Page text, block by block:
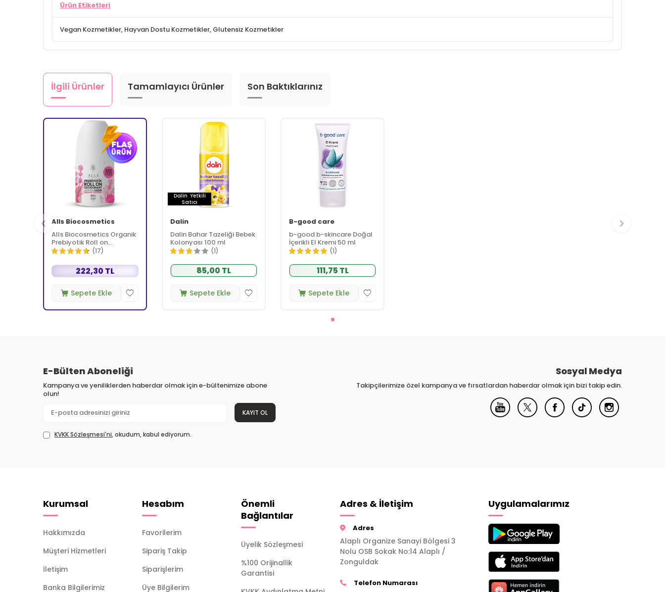
Ürün Etiketleri
Vegan Kozmetikler, Hayvan Dostu Kozmetikler, Glutensiz Kozmetikler
İlgili Ürünler Tamamlayıcı Ürünler Son Baktıklarınız
Alls Biocosmetics
Alls Biocosmetics Organik
Prebiyotik Roll on
Deodorant 75 ml -
(17)
222,30 TL
Sepete Ekle
Dalin Yetkili
Satıcı
Dalin
Dalin Bahar Tazeliği Bebek
Kolonyası 100 ml
(1)
85,00 TL
Sepete Ekle
B-good care
b-good b-skincare Doğal
İçerikli El Kremi 50 ml
(1)
111,75 TL
Sepete Ekle
E-Bülten Aboneliği
Kampanya ve yeniliklerden haberdar olmak için e-bültenimize abone
olun!
KAYIT OL
KVKK Sözleşmesi'ni, okudum, kabul ediyorum.
Sosyal Medya
Takipçilerimize özel kampanya ve fırsatlardan haberdar olmak için bizi takip edin.
Kurumsal
Hakkımızda
Müşteri Hizmetleri
İletişim
Banka Bilgilerimiz
Hesabım
Favorilerim
Sipariş Takip
Siparişlerim
Üye Bilgilerim
Önemli
Bağlantılar
Üyelik Sözleşmesi
%100 Orijinallik
Garantisi
Adres & İletişim
Adres
Alaplı Organize Sanayi Bölgesi 3
Nolu OSB Sokak No:14 Alaplı /
Zonguldak
Telefon Numarası
Uygulamalarımız